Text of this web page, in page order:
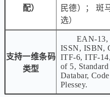
配）
民德）； 斑
选）
支持一维条码
类型
EAN-13,
ISSN, ISBN,
ITF-6, ITF-
of 5,
Databar,
Plessey.